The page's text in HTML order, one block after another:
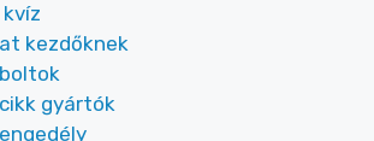
kezdőknek
gyártók